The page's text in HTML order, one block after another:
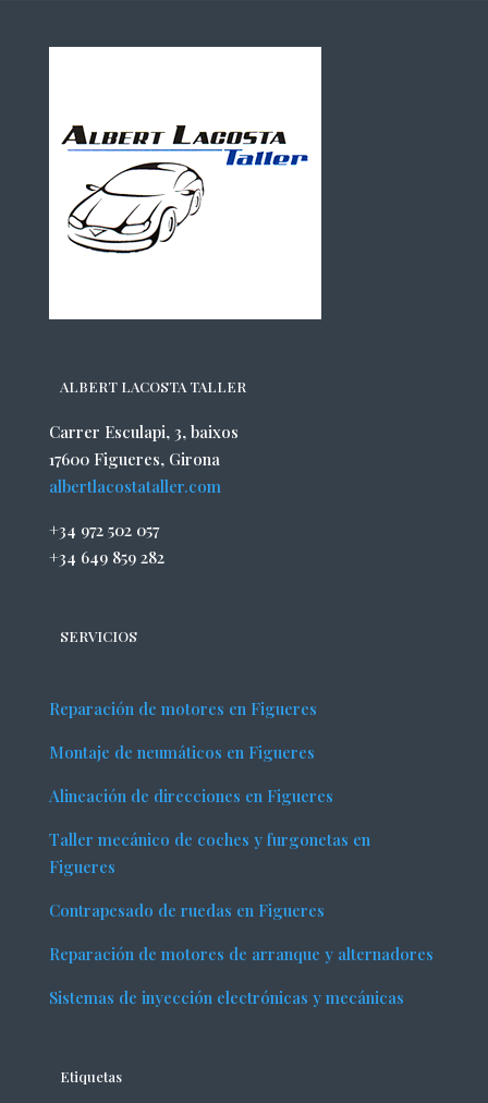
ALBERT LACOSTA TALLER
Carrer Esculapi, 3, baixos
17600 Figueres, Girona
albertlacostataller.com
+34 972 502 057
+34 649 859 282
SERVICIOS
Reparación de motores en Figueres
Montaje de neumáticos en Figueres
Alineación de direcciones en Figueres
Taller mecánico de coches y furgonetas en
Figueres
Contrapesado de ruedas en Figueres
Reparación de motores de arranque y alternadores
Sistemas de inyección electrónicas y mecánicas
Etiquetas